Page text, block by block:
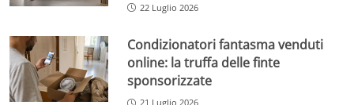
22 Luglio 2026
Condizionatori fantasma venduti
online: la truffa delle finte
sponsorizzate
21 Luglio 2026